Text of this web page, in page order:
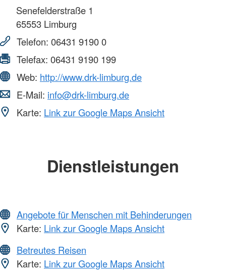
Senefelderstraße 1
65553 Limburg
Telefon: 06431 9190 0
Telefax: 06431 9190 199
Web: http://www.drk-limburg.de
E-Mail: info@drk-limburg.de
Karte: Link zur Google Maps Ansicht
Dienstleistungen
Angebote für Menschen mit Behinderungen
Karte: Link zur Google Maps Ansicht
Betreutes Reisen
Karte: Link zur Google Maps Ansicht